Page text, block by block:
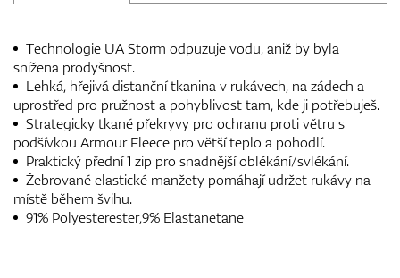
Technologie UA Storm odpuzuje vodu, aniž by byla
snížena prodyšnost.
Lehká, hřejivá distanční tkanina v rukávech, na zádech a
uprostřed pro pružnost a pohyblivost tam, kde ji potřebuješ.
Strategicky tkané překryvy pro ochranu proti větru s
podšívkou Armour Fleece pro větší teplo a pohodlí.
Praktický přední 1 zip pro snadnější oblékání/svlékání.
Žebrované elastické manžety pomáhají udržet rukávy na
místě během švihu.
91% Polyesterester,9% Elastanetane